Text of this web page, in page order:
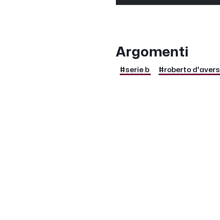
Argomenti
#serie b #roberto